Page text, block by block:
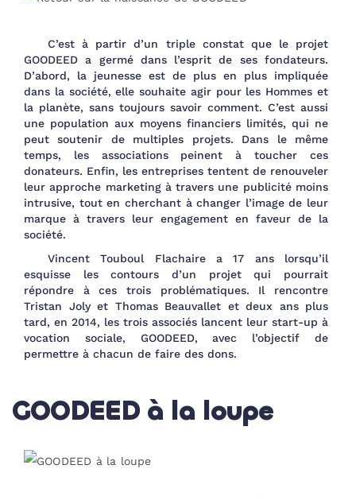
C’est à partir d’un triple constat que le projet
GOODEED a germé dans l’esprit de ses fondateurs.
D’abord, la jeunesse est de plus en plus impliquée
dans la société, elle souhaite agir pour les Hommes et
la planète, sans toujours savoir comment. C’est aussi
une population aux moyens financiers limités, qui ne
peut soutenir de multiples projets. Dans le même
temps, les associations peinent à toucher ces
donateurs. Enfin, les entreprises tentent de renouveler
leur approche marketing à travers une publicité moins
intrusive, tout en cherchant à changer l’image de leur
marque à travers leur engagement en faveur de la
société.
Vincent Touboul Flachaire a 17 ans lorsqu’il
esquisse les contours d’un projet qui pourrait
répondre à ces trois problématiques. Il rencontre
Tristan Joly et Thomas Beauvallet et deux ans plus
tard, en 2014, les trois associés lancent leur start-up à
vocation sociale, GOODEED, avec l’objectif de
permettre à chacun de faire des dons.
GOODEED à la loupe